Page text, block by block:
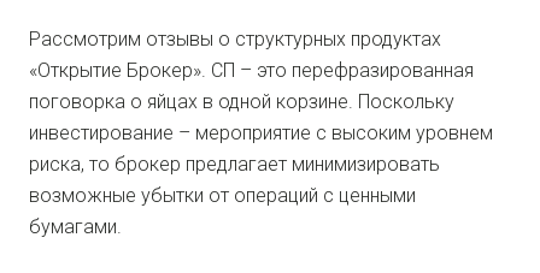
Рассмотрим отзывы о структурных продуктах
«Открытие Брокер». СП – это перефразированная
поговорка о яйцах в одной корзине. Поскольку
инвестирование – мероприятие с высоким уровнем
риска, то брокер предлагает минимизировать
возможные убытки от операций с ценными
бумагами.